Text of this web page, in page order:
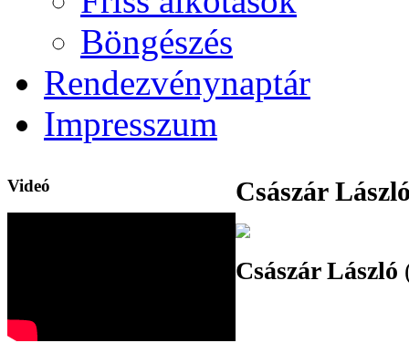
Böngészés
Rendezvénynaptár
Impresszum
Videó Császár
Császár László